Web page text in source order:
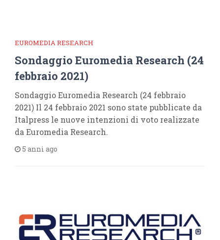
EUROMEDIA RESEARCH
Sondaggio Euromedia Research (24
febbraio 2021)
Sondaggio Euromedia Research (24 febbraio
2021) Il 24 febbraio 2021 sono state pubblicate da
Italpress le nuove intenzioni di voto realizzate
da Euromedia Research.
5 anni ago